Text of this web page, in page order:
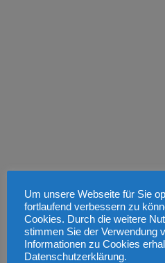
Einige unserer Sponsoren
Um unsere Webseite für Sie
fortlaufend verbessern zu
Cookies. Durch die weitere
stimmen Sie der Verwendung
Informationen zu Cookies
Datenschutzerklärung.